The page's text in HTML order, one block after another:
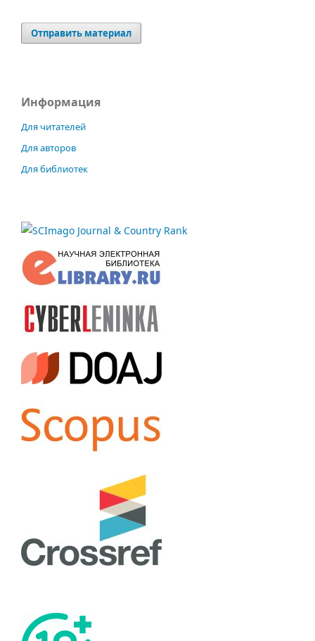
Отправить материал
Информация
Для читателей
Для авторов
Для библиотек